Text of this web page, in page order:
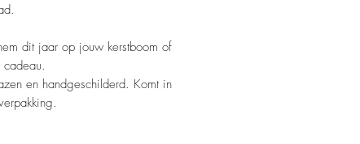
dit jaar op jouw kerstboom of
en handgeschilderd. Komt in